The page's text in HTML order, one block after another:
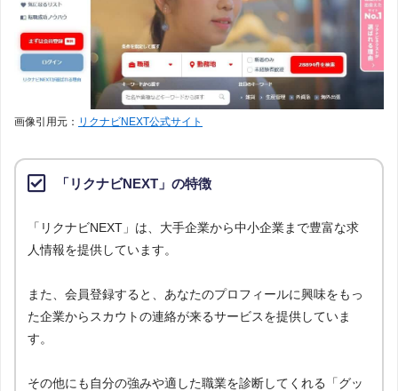
画像引用元： リクナビNEXT公式サイト
「リクナビNEXT」の特徴
「リクナビNEXT」は、大手企業から中小企業まで豊富な求
人情報を提供しています。
また、会員登録すると、あなたのプロフィールに興味をもっ
た企業からスカウトの連絡が来るサービスを提供していま
す。
その他にも自分の強みや適した職業を診断してくれる「グッ